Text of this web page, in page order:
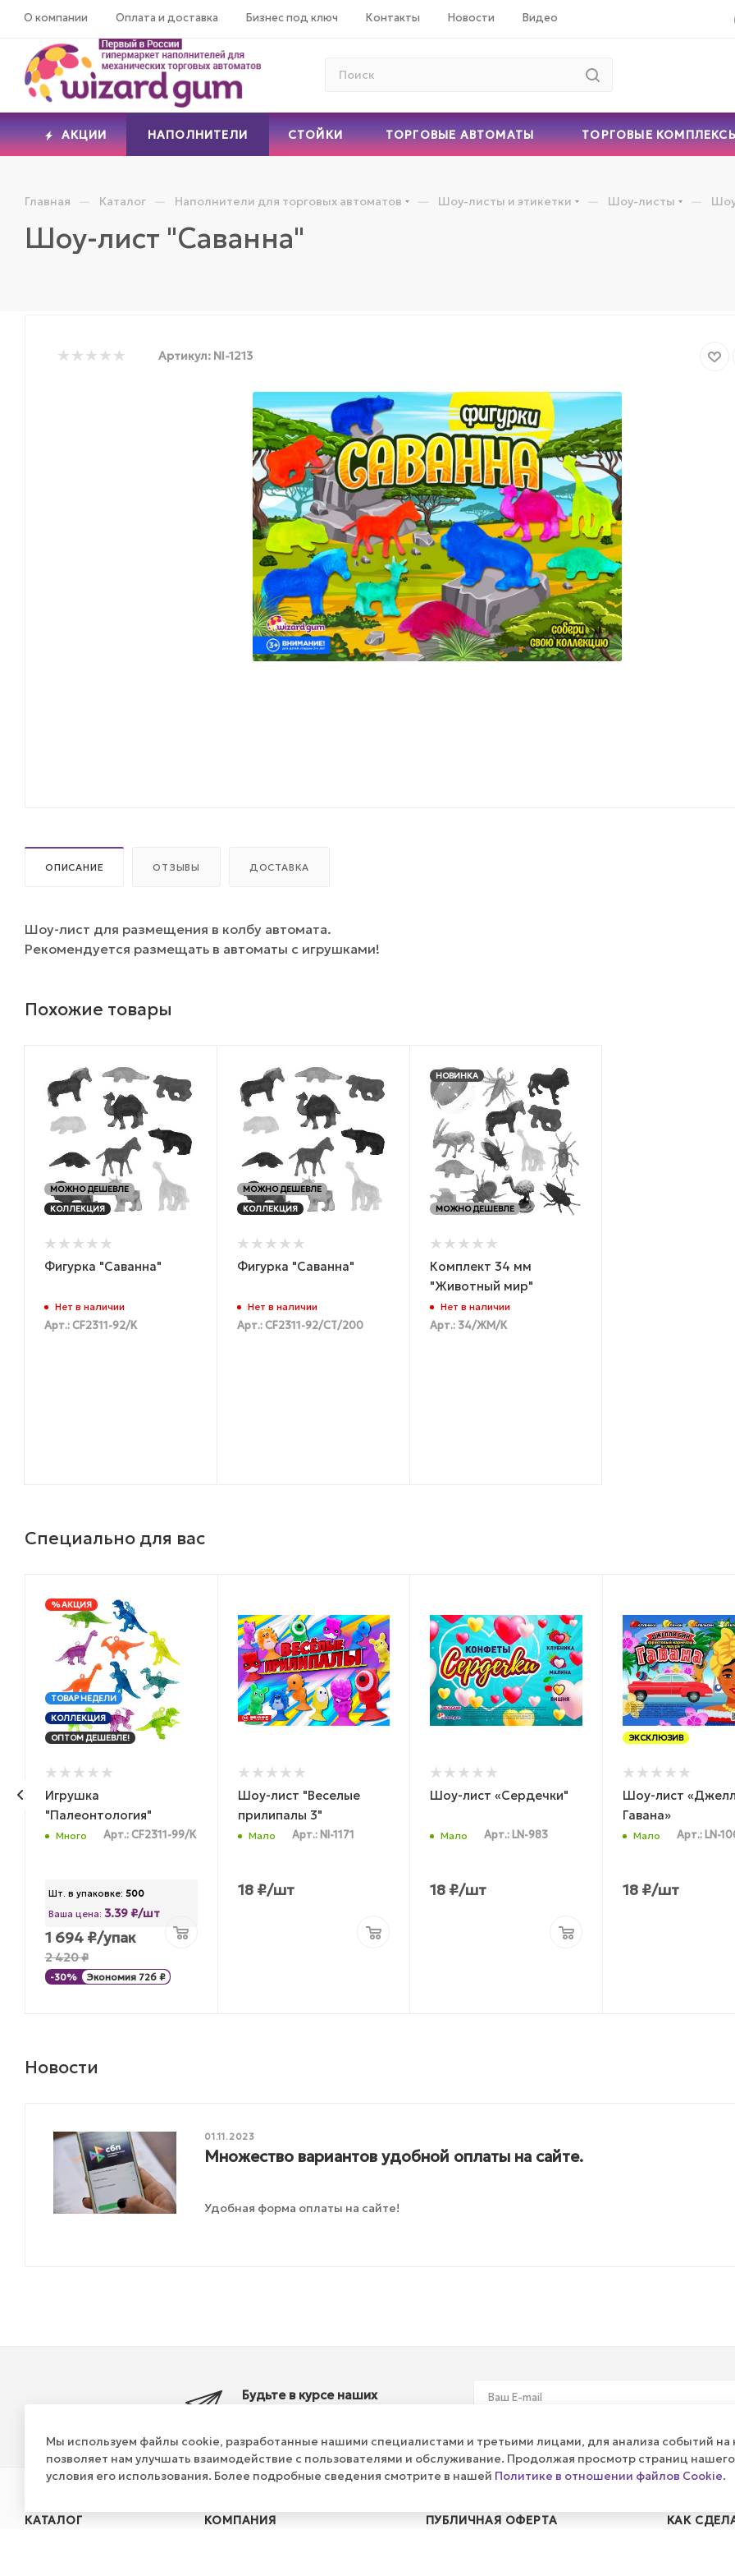
О компании Оплата и доставка Бизнес под ключ Контакты Новости Видео
АКЦИИ НАПОЛНИТЕЛИ СТОЙКИ ТОРГОВЫЕ АВТОМАТЫ ТОРГОВЫЕ
Главная — Каталог — Наполнители для торговых автоматов — Шоу-листы и этикетки — Шоу-листы —
Шоу-лист "Саванна"
Артикул: NI-1213
ОПИСАНИЕ ОТЗЫВЫ ДОСТАВКА
Шоу-лист для размещения в колбу автомата.
Рекомендуется размещать в автоматы с игрушками!
Похожие товары
МОЖНО ДЕШЕВЛЕ
КОЛЛЕКЦИЯ
Фигурка "Саванна"
Нет в наличии
Арт.: CF2311-92/K
МОЖНО ДЕШЕВЛЕ
КОЛЛЕКЦИЯ
Фигурка "Саванна"
Нет в наличии
Арт.: CF2311-92/СТ/200
НОВИНКА
МОЖНО ДЕШЕВЛЕ
Комплект 34 мм
"Животный мир"
Нет в наличии
Арт.: 34/ЖМ/К
Специально для вас
% АКЦИЯ
ТОВАР НЕДЕЛИ
КОЛЛЕКЦИЯ
ОПТОМ ДЕШЕВЛЕ!
Игрушка
"Палеонтология"
Много Арт.: CF2311-99/К
Шт. в упаковке: 500
Ваша цена: 3.39 ₽/шт
1 694₽/упак
2 420₽
-30% Экономия 726₽
Шоу-лист "Веселые
прилипалы 3"
Мало Арт.: NI-1171
18₽/шт
Шоу-лист «Сердечки"
Мало Арт.: LN-983
18 ₽/шт
ЭКСКЛЮЗИВ
Шоу-лист
Гавана»
Мало Арт.: LN-
18 ₽/шт
Новости
01.11.2023
Множество вариантов удобной оплаты на сайте.
Удобная форма оплаты на сайте!
Будьте в курсе наших
КАТАЛОГ КОМПАНИЯ ПУБЛИЧНАЯ ОФЕРТА КАК
Мы используем файлы cookie, разработанные нашими специалистами и третьими лицами, для анализа событий на
позволяет нам улучшать взаимодействие с пользователями и обслуживание. Продолжая просмотр страниц
условия его использования. Более подробные сведения смотрите в нашей Политике в отношении файлов Cookie.